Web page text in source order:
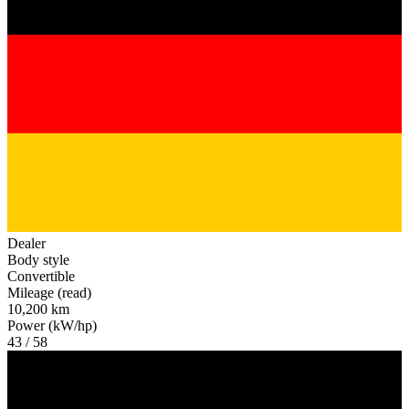
Dealer
Body style
Convertible
Mileage (read)
10,200 km
Power (kW/hp)
43 / 58